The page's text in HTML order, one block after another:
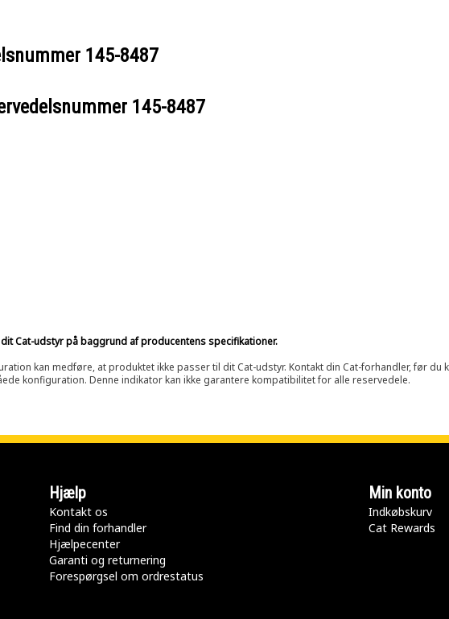
145-8487
145-8487
Cat-udstyr på baggrund af producentens specifikationer.
kan medføre, at produktet ikke passer til dit Cat-udstyr. Kontakt din Cat-forhandler, før du
konfiguration. Denne indikator kan ikke garantere kompatibilitet for alle reservedele.
Hjælp
Kontakt os
Find din forhandler
Hjælpecenter
Garanti og returnering
Forespørgsel om ordrestatus
Min konto
Indkøbskurv
Cat Rewards